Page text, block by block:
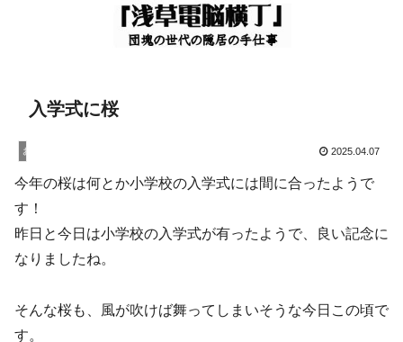
入学式に桜
お知らせ 2025.04.07
今年の桜は何とか小学校の入学式には間に合ったようで
す！
昨日と今日は小学校の入学式が有ったようで、良い記念に
なりましたね。
そんな桜も、風が吹けば舞ってしまいそうな今日この頃で
す。